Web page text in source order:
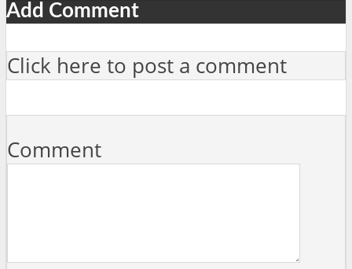
Add Comment
Click here to post a comment
Comment